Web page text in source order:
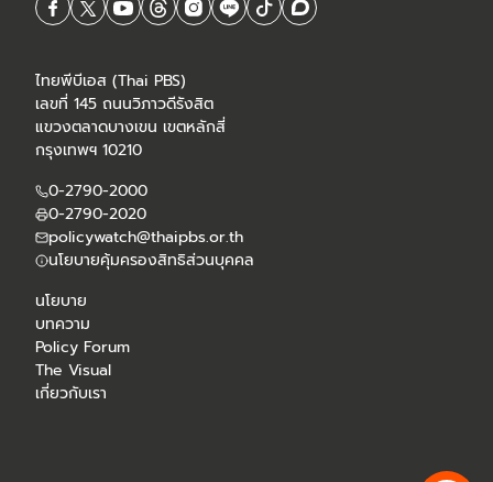
ไทยพีบีเอส (Thai PBS)
เลขที่ 145 ถนนวิภาวดีรังสิต
แขวงตลาดบางเขน เขตหลักสี่
กรุงเทพฯ 10210
0-2790-2000
0-2790-2020
policywatch@thaipbs.or.th
นโยบายคุ้มครองสิทธิส่วนบุคคล
นโยบาย
บทความ
Policy Forum
The Visual
เกี่ยวกับเรา